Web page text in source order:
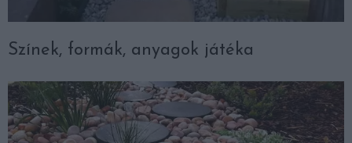
Színek, formák, anyagok játéka